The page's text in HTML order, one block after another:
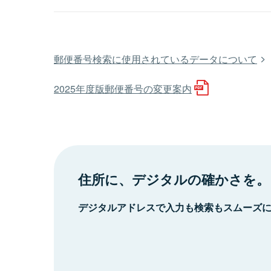
郵便番号検索に使用されているデータについて
2025年度版郵便番号の変更案内
住所に、デジタルの確かさを。
デジタルアドレスで入力も検索もスムーズ